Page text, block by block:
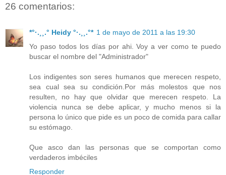
26 comentarios:
*°·.¸¸.° Heidy °·.¸¸.°* 1 de mayo de 2011 a las 19:30
Yo paso todos los días por ahi. Voy a ver como te puedo
buscar el nombre del "Administrador"
Los indigentes son seres humanos que merecen respeto,
sea cual sea su condición.Por más molestos que nos
resulten, no hay que olvidar que merecen respeto. La
violencia nunca se debe aplicar, y mucho menos si la
persona lo único que pide es un poco de comida para callar
su estómago.
Que asco dan las personas que se comportan como
verdaderos imbéciles
Responder